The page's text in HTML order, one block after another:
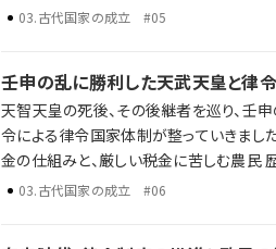
情勢と日本への影響 歴史年表だけでは語り尽くせない彼らの野望、戦略、そして後の時代への影響を、ラジレキが独自
03.古代国家の成立 #05
壬申の乱に勝利した天武天皇と律
天智天皇の死後、その後継者を巡り、壬
令による律令国家体制が整っていきました。 律令国家設立に向けた天皇たちの改革 大宝律令の制定とその統治
金の仕組みと、厳しい税金に苦しむ農民 歴史年表だけでは語り尽くせない彼らの野望、戦略、そして後の時代への影響
を、ラジレキが独自解説します。
03.古代国家の成立 #06